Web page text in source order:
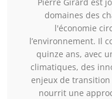
domaines des
l'économie
l’environnement. Il
quinze ans, avec
climatiques, des
enjeux de
nourrit une